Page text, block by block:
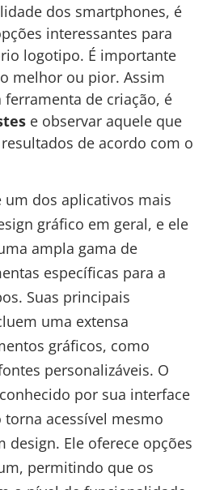
dos smartphones, é
interessantes para
logotipo. É importante
melhor ou pior. Assim
de criação, é
e observar aquele que
de acordo com o
um dos aplicativos mais
gráfico em geral, e ele
ampla gama de
específicas para a
Suas principais
uma extensa
gráficos, como
personalizáveis. O
por sua interface
acessível mesmo
design. Ele oferece opções
permitindo que os